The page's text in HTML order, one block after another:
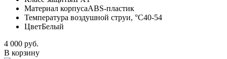
Материал корпусаABS-пластик
Температура воздушной струи, °С40-54
ЦветБелый
4 000 руб.
В корзину